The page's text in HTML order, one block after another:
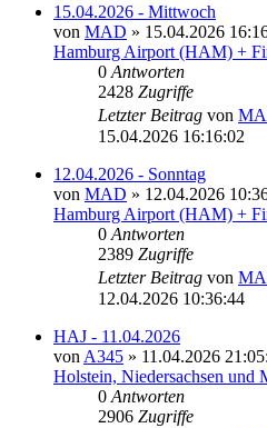
15.04.2026 - Mittwoch
von MAD » 15.04.2026
Hamburg Airport (HAM) +
0 Antworten
2428 Zugriffe
Letzter Beitrag von
15.04.2026 16:16:02
12.04.2026 - Sonntag
von MAD » 12.04.2026
Hamburg Airport (HAM) +
0 Antworten
2389 Zugriffe
Letzter Beitrag von
12.04.2026 10:36:44
HAJ - 11.04.2026
von A345 » 11.04.2026
Holstein, Niedersachsen und
0 Antworten
2906 Zugriffe